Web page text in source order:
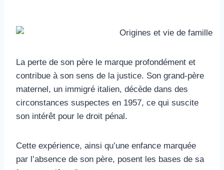
La perte de son père le marque profondément et
contribue à son sens de la justice. Son grand-père
maternel, un immigré italien, décède dans des
circonstances suspectes en 1957, ce qui suscite
son intérêt pour le droit pénal.
Cette expérience, ainsi qu’une enfance marquée
par l’absence de son père, posent les bases de sa